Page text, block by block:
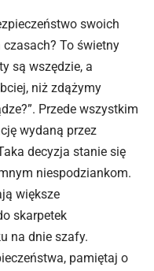
swoich
To świetny
są wszędzie, a
niż zdążymy
Przede wszystkim
wydaną przez
decyzja stanie się
niespodziankom.
większe
skarpetek
na dnie szafy.
pamiętaj o